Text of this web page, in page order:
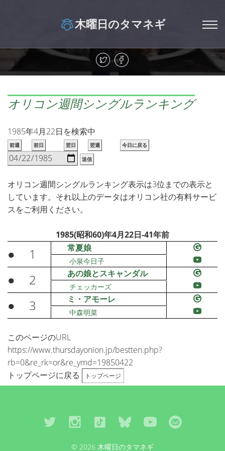
木曜日のタマネギ
オリコン週間シングルランキング
1985年4月22日を検索中
前週 前日 翌日 翌週 今日に戻る
送信
オリコン週間シングルランキング表示は3位までの表示と
しています。それ以上のデータはオリコン社の有料サービ
スをご利用ください。
1985(昭和60)年4月22日-41年前
● 1 常夏娘
小泉今日子
● 2 あの娘とスキャンダル
チェッカーズ
● 3 ミ・アモーレ
中森明菜
このページのURL
https://www.thursdayonion.jp/bestten.php?
rb=0&re_rk=or&re_ymd=19850422
トップページに戻る
トップページ
© 2026 木曜日のタマネギ